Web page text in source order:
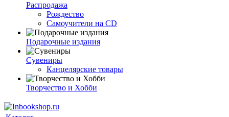
Распродажа
Рождество
Самоучители на CD
Подарочные издания
Сувениры
Канцелярские товары
Творчество и Хобби